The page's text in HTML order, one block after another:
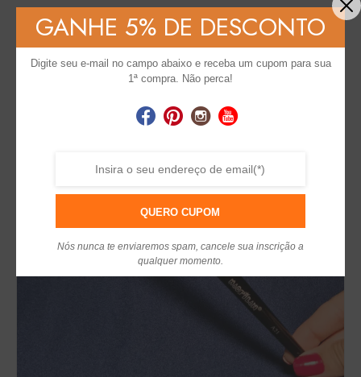
GANHE 5% DE DESCONTO
Digite seu e-mail no campo abaixo e receba um cupom para sua
1ª compra. Não perca!
QUERO CUPOM
Nós nunca te enviaremos spam, cancele sua inscrição a
qualquer momento.